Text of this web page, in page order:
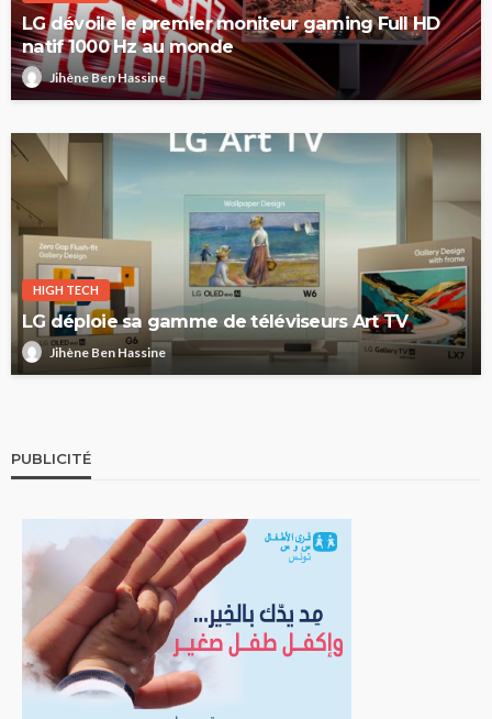
LG dévoile le premier moniteur gaming Full HD
natif 1000 Hz au monde
Jihène Ben Hassine
HIGH TECH
LG déploie sa gamme de téléviseurs Art TV
Jihène Ben Hassine
PUBLICITÉ